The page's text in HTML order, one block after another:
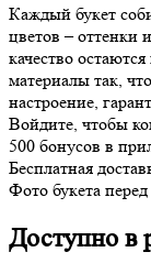
Каждый букет
цветов – оттенки
качество
материалы так,
настроение,
Войдите, чтобы
500 бонусов в
Бесплатная
Фото букета
Доступно в